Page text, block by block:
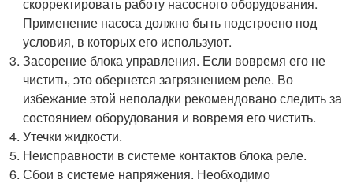
Применение насоса должно быть подстроено под
условия, в которых его используют.
Засорение блока управления. Если вовремя его не
чистить, это обернется загрязнением реле. Во
избежание этой неполадки рекомендовано следить за
состоянием оборудования и вовремя его чистить.
Утечки жидкости.
Неисправности в системе контактов блока реле.
Сбои в системе напряжения. Необходимо